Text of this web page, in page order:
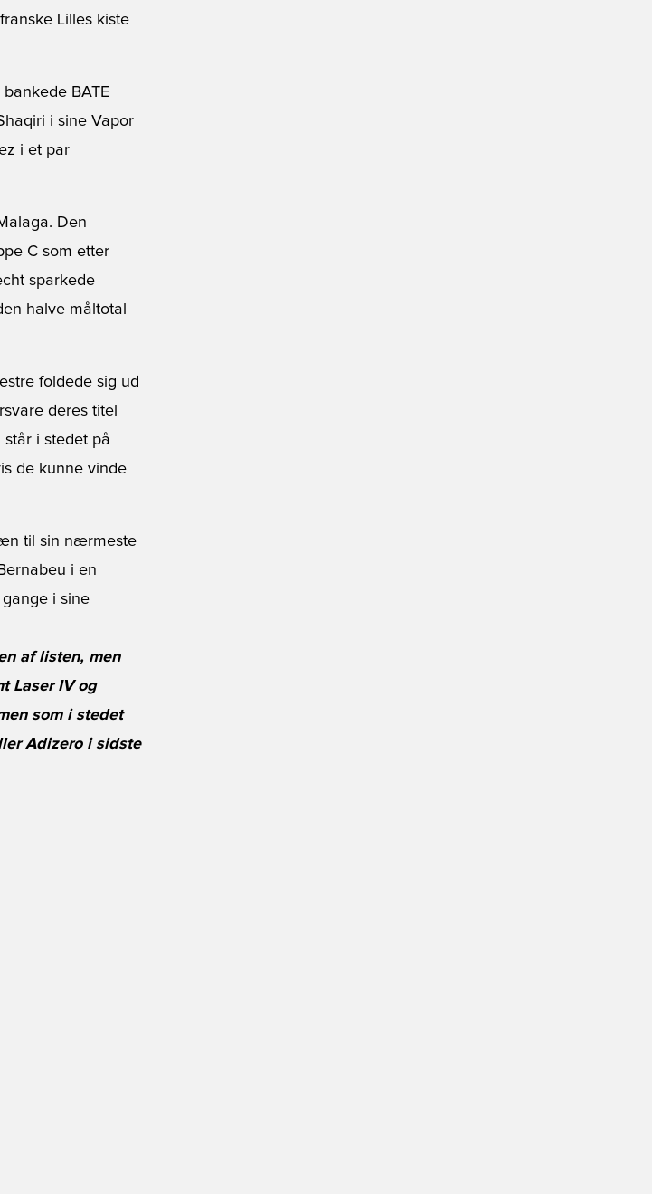
Lilles kiste
BATE
i sine Vapor
i et par
Den
C som etter
sparkede
halve måltotal
foldede sig ud
deres titel
i stedet på
de kunne vinde
til sin nærmeste
i en
i sine
af listen, men
Laser IV og
som i stedet
Adizero i sidste